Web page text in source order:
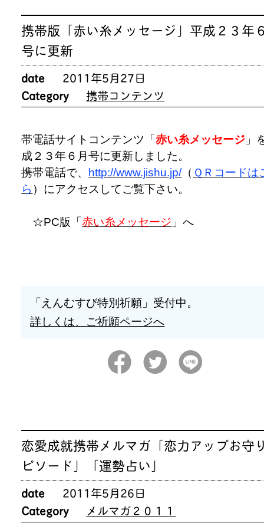
携帯版「赤い糸メッセージ」平成２３年
号に更新
date
2011年5月27日
Category
携帯コンテンツ
帯電話サイトコンテンツ「赤い糸メッセージ 」
成２３年６月号に更新しました。
携帯電話で、 http://www.jishu.jp/（ ＱＲコードは
ら ）にアクセスしてご覧下さい。
☆PC版「赤い糸メッセージ 」へ
「えんむすび特別祈願」受付中。
詳しくは、ご祈願ページへ
恋愛成就携帯メルマガ「恋力アップお守
ピソード」「運勢占い」
date
2011年5月26日
Category
メルマガ２０１１